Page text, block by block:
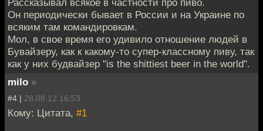
Он периодически бывает в России и на Украине по
всяким там командировкам.
Мол, в свое время его удивило отношение людей в
Бувайзеру, как к какому-то супер-классному пиву, так
как у них будвайзер "is the shittiest beer in the world".
milo »
#4 | 28.08.12 16:53
Кому: Цитата, #1